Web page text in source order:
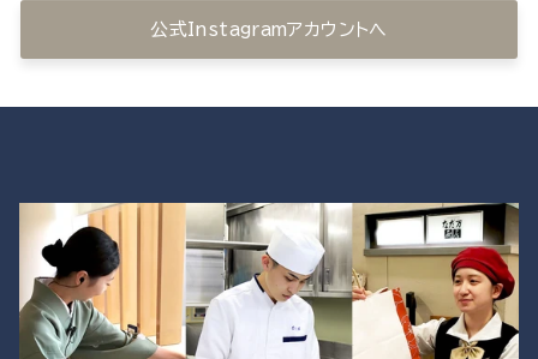
公式Instagramアカウントへ